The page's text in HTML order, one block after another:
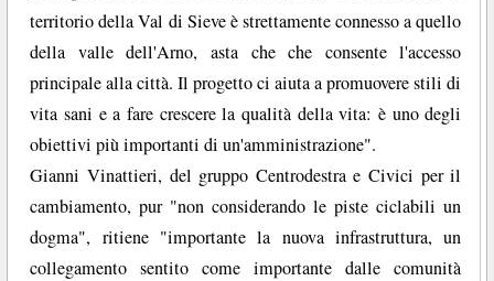
territorio della Val di Sieve è strettamente connesso a quello
della valle dell'Arno, asta che che consente l'accesso
principale alla città. Il progetto ci aiuta a promuovere stili di
vita sani e a fare crescere la qualità della vita: è uno degli
obiettivi più importanti di un'amministrazione".
Gianni Vinattieri, del gruppo Centrodestra e Civici per il
cambiamento, pur "non considerando le piste ciclabili un
dogma", ritiene "importante la nuova infrastruttura, un
collegamento sentito come importante dalle comunità